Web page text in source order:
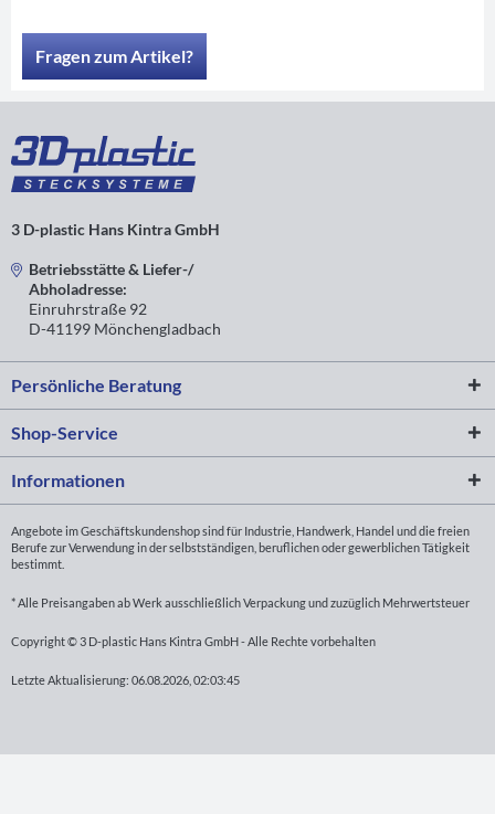
Fragen zum Artikel?
3 D-plastic Hans Kintra GmbH
Betriebsstätte & Liefer-/
Abholadresse:
Einruhrstraße 92
D-41199 Mönchengladbach
Persönliche Beratung
Shop-Service
Informationen
Angebote im Geschäftskundenshop sind für Industrie, Handwerk, Handel und die freien
Berufe zur Verwendung in der selbstständigen, beruflichen oder gewerblichen Tätigkeit
bestimmt.
* Alle Preisangaben ab Werk ausschließlich Verpackung und zuzüglich Mehrwertsteuer
Copyright © 3 D-plastic Hans Kintra GmbH - Alle Rechte vorbehalten
Letzte Aktualisierung: 06.08.2026, 02:03:45